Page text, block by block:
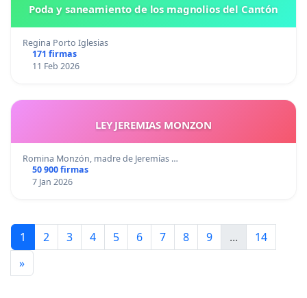
Poda y saneamiento de los magnolios del Cantón
Regina Porto Iglesias
171 firmas
11 Feb 2026
LEY JEREMIAS MONZON
Romina Monzón, madre de Jeremías …
50 900 firmas
7 Jan 2026
1 2 3 4 5 6 7 8 9 ...
14
»